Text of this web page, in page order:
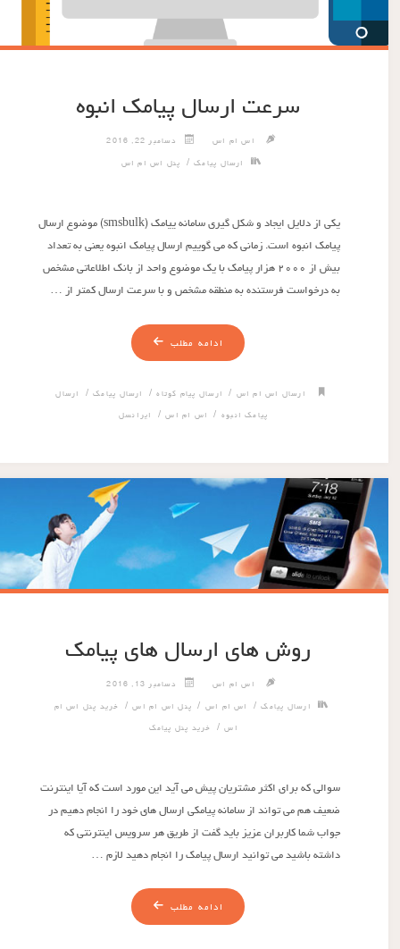
سرعت ارسال پیامک انبوه
اس ام اس دسامبر 22, 2016
ارسال پیامک / پنل اس ام اس
یکی از دلایل ایجاد و شکل گیری سامانه ییامک (smsbulk) موضوع ارسال
پیامک انبوه است. زمانی که می گوییم ارسال پیامک انبوه یعنی به تعداد
بیش از ۲۰۰۰ هزار پیامک با یک موضوع واحد از بانک اطلاعاتی مشخص
به درخواست فرستنده به منطقه مشخص و با سرعت ارسال کمتر از …
ادامه مطلب
ارسال اس ام اس/ ارسال پیام کوتاه/ ارسال پیامک / ارسال
پیامک انبوه/ اس ام اس/ ایرانسل
روش های ارسال های پیامک
اس ام اس دسامبر 13, 2016
ارسال پیامک/ اس ام اس/ پنل اس ام اس/ خرید پنل اس ام
اس/ خرید پنل پیامک
سوالی که برای اکثر مشتریان پیش می آید این مورد است که آیا اینترنت
ضعیف هم می تواند از سامانه پیامکی ارسال های خود را انجام دهیم در
جواب شما کاربران عزیز باید گفت از طریق هر سرویس اینترنتی که
داشته باشید می توانید ارسال پیامک را انجام دهید لازم …
ادامه مطلب